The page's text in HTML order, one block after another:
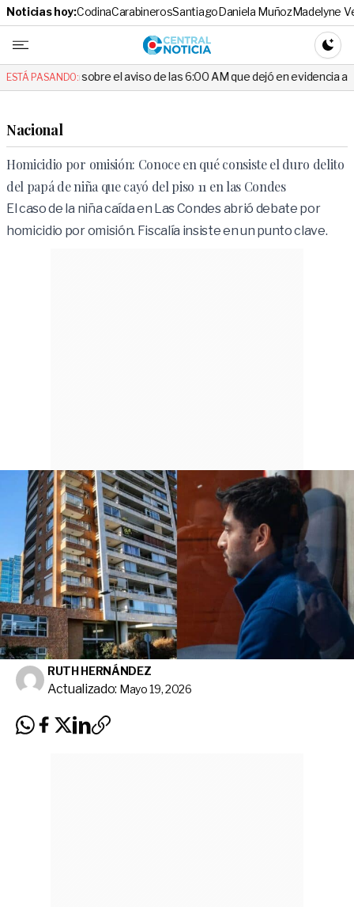
Noticias hoy:CodinaCarabinerosSantiagoDaniela MuñozMadelyne
Central
ESTÁ PASANDO:
el aviso de las 6:00 AM que dejó en evidencia al Delegado
Nacional
Homicidio por omisión: Conoce en qué consiste el duro delito
del papá de niña que cayó del piso 11 en las Condes
El caso de la niña caída en Las Condes abrió debate por
homicidio por omisión. Fiscalía insiste en un punto clave.
RUTH HERNÁNDEZ
Actualizado: Mayo 19, 2026